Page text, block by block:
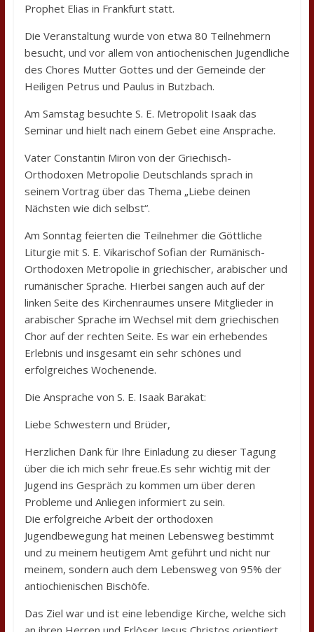
Prophet Elias in Frankfurt statt.
Die Veranstaltung wurde von etwa 80 Teilnehmern
besucht, und vor allem von antiochenischen Jugendliche
des Chores Mutter Gottes und der Gemeinde der
Heiligen Petrus und Paulus in Butzbach.
Am Samstag besuchte S. E. Metropolit Isaak das
Seminar und hielt nach einem Gebet eine Ansprache.
Vater Constantin Miron von der Griechisch-
Orthodoxen Metropolie Deutschlands sprach in
seinem Vortrag über das Thema „Liebe deinen
Nächsten wie dich selbst“.
Am Sonntag feierten die Teilnehmer die Göttliche
Liturgie mit S. E. Vikarischof Sofian der Rumänisch-
Orthodoxen Metropolie in griechischer, arabischer und
rumänischer Sprache. Hierbei sangen auch auf der
linken Seite des Kirchenraumes unsere Mitglieder in
arabischer Sprache im Wechsel mit dem griechischen
Chor auf der rechten Seite. Es war ein erhebendes
Erlebnis und insgesamt ein sehr schönes und
erfolgreiches Wochenende.
Die Ansprache von S. E. Isaak Barakat:
Liebe Schwestern und Brüder,
Herzlichen Dank für Ihre Einladung zu dieser Tagung
über die ich mich sehr freue.Es sehr wichtig mit der
Jugend ins Gespräch zu kommen um über deren
Probleme und Anliegen informiert zu sein.
Die erfolgreiche Arbeit der orthodoxen
Jugendbewegung hat meinen Lebensweg bestimmt
und zu meinem heutigem Amt geführt und nicht nur
meinem, sondern auch dem Lebensweg von 95% der
antiochienischen Bischöfe.
Das Ziel war und ist eine lebendige Kirche, welche sich